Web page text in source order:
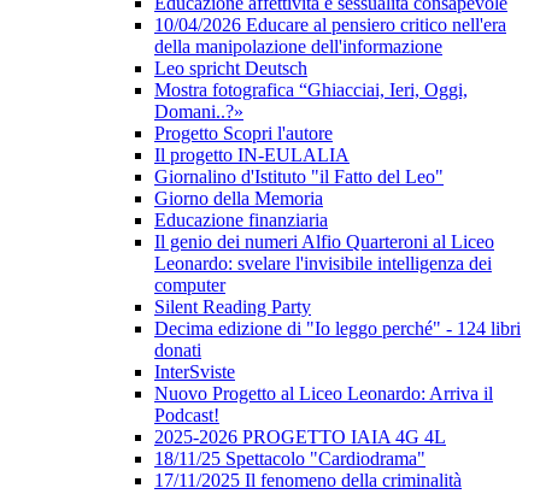
10/04/2026 Educare al pensiero critico nell'era
della manipolazione dell'informazione
Leo spricht Deutsch
Mostra fotografica “Ghiacciai, Ieri, Oggi,
Domani..?»
Progetto Scopri l'autore
Il progetto IN-EULALIA
Giornalino d'Istituto "il Fatto del Leo"
Giorno della Memoria
Educazione finanziaria
Il genio dei numeri Alfio Quarteroni al Liceo
Leonardo: svelare l'invisibile intelligenza dei
computer
Silent Reading Party
Decima edizione di "Io leggo perché" - 124 libri
donati
InterSviste
Nuovo Progetto al Liceo Leonardo: Arriva il
Podcast!
2025-2026 PROGETTO IAIA 4G 4L
18/11/25 Spettacolo "Cardiodrama"
17/11/2025 Il fenomeno della criminalità